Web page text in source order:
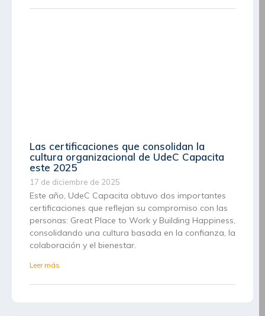
Las certificaciones que consolidan la
cultura organizacional de UdeC Capacita
este 2025
17 de diciembre de 2025
Este año, UdeC Capacita obtuvo dos importantes
certificaciones que reflejan su compromiso con las
personas: Great Place to Work y Building Happiness,
consolidando una cultura basada en la confianza, la
colaboración y el bienestar.
Leer más